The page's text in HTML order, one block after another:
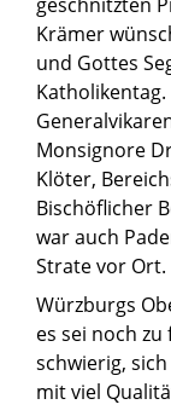
Krämer
und Gottes
Monsignore
Klöter,
Bischöflicher
war auch
Strate vor Ort.
Würzburgs
es sei noch
schwierig,
mit viel